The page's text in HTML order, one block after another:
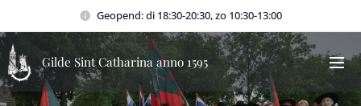
Geopend: di 18:30-20:30, zo 10:30-13:00
Gilde Sint Catharina anno 1595